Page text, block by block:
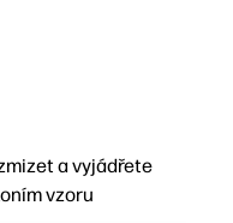
a vyjádřete
vzoru